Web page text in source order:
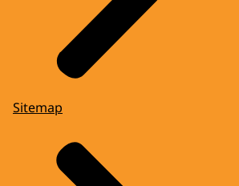
Sitemap